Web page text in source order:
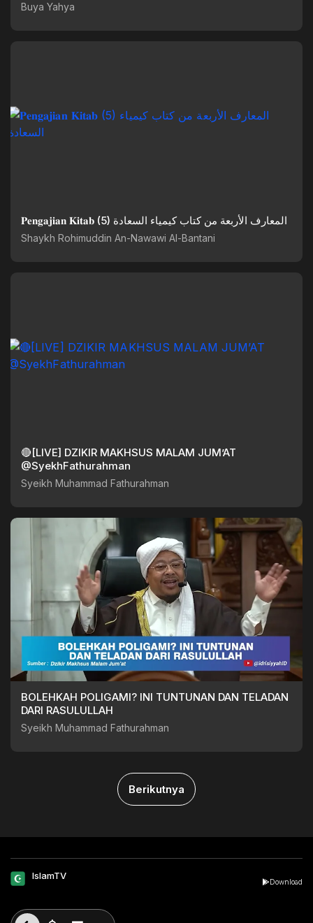
Buya Yahya
𝐏𝐞𝐧𝐠𝐚𝐣𝐢𝐚𝐧 𝐊𝐢𝐭𝐚𝐛 (5) المعارف الأربعة من كتاب كيمياء السعادة
Shaykh Rohimuddin An-Nawawi Al-Bantani
🔴[LIVE] DZIKIR MAKHSUS MALAM JUM’AT
@SyekhFathurahman
Syeikh Muhammad Fathurahman
BOLEHKAH POLIGAMI? INI TUNTUNAN DAN TELADAN
DARI RASULULLAH
Syeikh Muhammad Fathurahman
Berikutnya
IslamTV
Download